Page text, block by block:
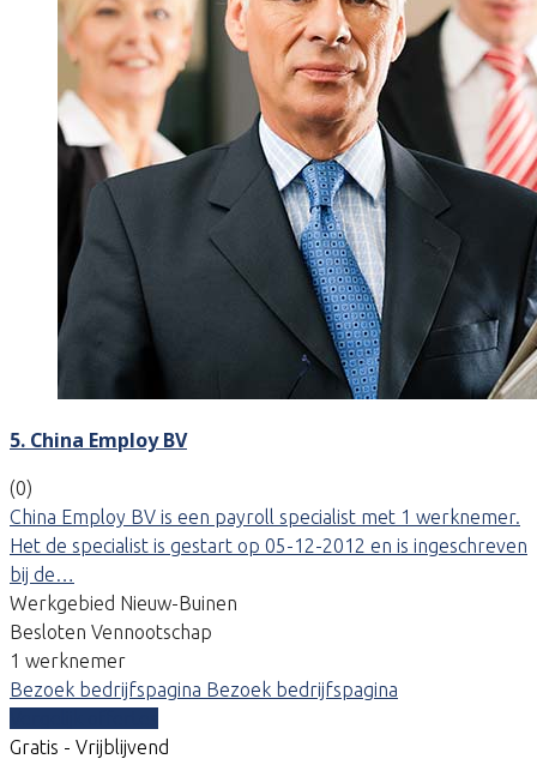
5. China Employ BV
(0)
China Employ BV is een payroll specialist met 1 werknemer.
Het de specialist is gestart op 05-12-2012 en is ingeschreven
bij de…
Werkgebied Nieuw-Buinen
Besloten Vennootschap
1 werknemer
Bezoek bedrijfspagina Bezoek bedrijfspagina
Gratis - Vrijblijvend